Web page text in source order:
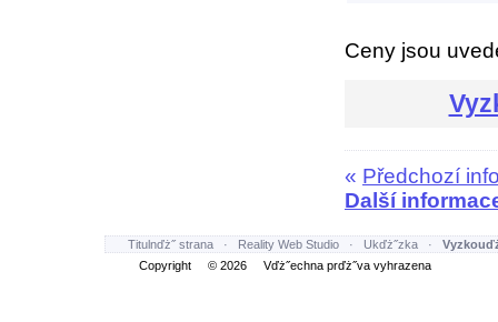
Ceny jsou
« Předchozí
Další
Titulnďż˝ strana · Reality Web Studio · Ukďż˝zka ·
Copyright © 2026 Vďż˝echna prďż˝va vyhrazena